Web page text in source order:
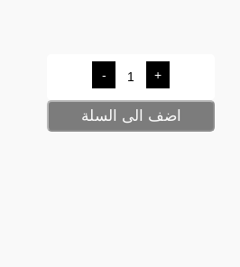
- +
اضف الى السلة